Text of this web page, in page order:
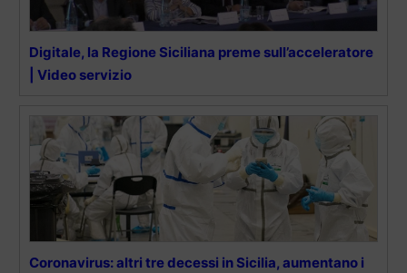
Digitale, la Regione Siciliana preme sull’acceleratore
| Video servizio
Coronavirus: altri tre decessi in Sicilia, aumentano i